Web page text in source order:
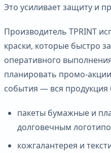
Это усиливает защиту и
Производитель TPRINT
краски, которые быстро
оперативного
планировать промо-
события — вся продукция
пакеты бумажные и
долговечным
кожгалантерея и